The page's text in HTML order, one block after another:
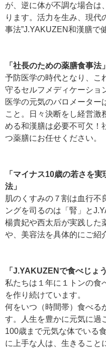
が、逆に体が不調な場合は
ります。活力を生み、現代
事法”J.YAKUZEN和漢膳で
「社長のための薬膳食事法」
予防医学の時代となり、こ
守るセルフメディケーショ
医学の元気のバロメーター
こと。日々決断をし経営激
める和漢膳は必要不可欠！
つ薬膳にお任せください。
「マイナス10歳の若さを
法」
肌のくすみの７割は血行不
ングを司るのは「腎」と
楊貴妃や西太后が実践した
や、美容法を具体的にご紹
「J.YAKUZENで食べじょ
私たちは１年に１トンの食
を作り続けています。
何をいつ（時間帯）食べる
す。人生を豊かに元気に過
100歳まで元気な体でいる
に上手な人は、生きること